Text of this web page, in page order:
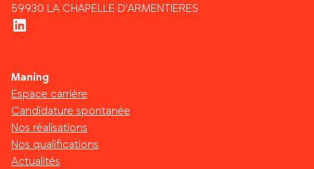
59930 LA CHAPELLE D’ARMENTIERES
LinkedIn
Maning
Espace carrière
Candidature spontanée
Nos réalisations
Nos qualifications
Actualités